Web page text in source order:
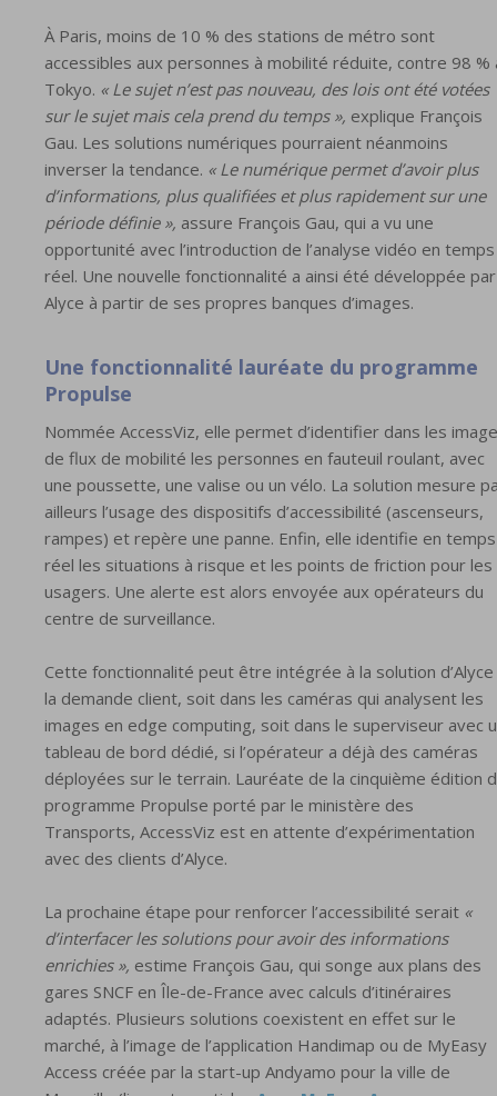
À Paris, moins de 10 % des stations de métro sont
accessibles aux personnes à mobilité réduite, contre 98 %
Tokyo. « Le sujet n’est pas nouveau, des lois ont été votées
sur le sujet mais cela prend du temps », explique François
Gau. Les solutions numériques pourraient néanmoins
inverser la tendance. « Le numérique permet d’avoir plus
d’informations, plus qualifiées et plus rapidement sur une
période définie », assure François Gau, qui a vu une
opportunité avec l’introduction de l’analyse vidéo en temps
réel. Une nouvelle fonctionnalité a ainsi été développée par
Alyce à partir de ses propres banques d’images.
Une fonctionnalité lauréate du programme
Propulse
Nommée AccessViz, elle permet d’identifier dans les
de flux de mobilité les personnes en fauteuil roulant, avec
une poussette, une valise ou un vélo. La solution mesure
ailleurs l’usage des dispositifs d’accessibilité (ascenseurs,
rampes) et repère une panne. Enfin, elle identifie en temps
réel les situations à risque et les points de friction pour les
usagers. Une alerte est alors envoyée aux opérateurs du
centre de surveillance.
Cette fonctionnalité peut être intégrée à la solution d’Alyce
la demande client, soit dans les caméras qui analysent les
images en edge computing, soit dans le superviseur avec
tableau de bord dédié, si l’opérateur a déjà des caméras
déployées sur le terrain. Lauréate de la cinquième édition
programme Propulse porté par le ministère des
Transports, AccessViz est en attente d’expérimentation
avec des clients d’Alyce.
La prochaine étape pour renforcer l’accessibilité serait «
d’interfacer les solutions pour avoir des informations
enrichies », estime François Gau, qui songe aux plans des
gares SNCF en Île-de-France avec calculs d’itinéraires
adaptés. Plusieurs solutions coexistent en effet sur le
marché, à l’image de l’application Handimap ou de MyEasy
Access créée par la start-up Andyamo pour la ville de